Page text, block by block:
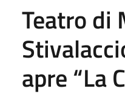
Teatro di
apre “La